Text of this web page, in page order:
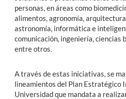
personas, en áreas como
alimentos, agronomía, arquitectura
astronomía, informática e
comunicación, ingeniería, ciencias
entre otros.
A través de estas iniciativas, se
lineamientos del Plan Estratégico
Universidad que mandata a